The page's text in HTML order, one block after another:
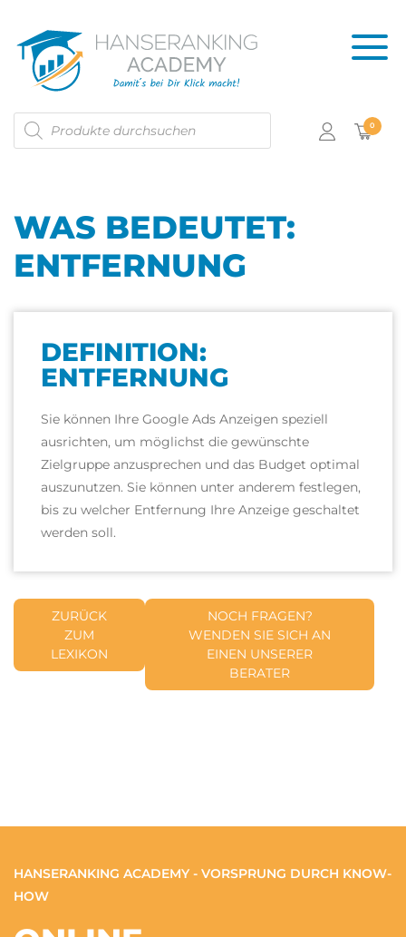
Products
search 0
WAS BEDEUTET:
ENTFERNUNG
DEFINITION:
ENTFERNUNG
Sie können Ihre Google Ads Anzeigen speziell
ausrichten, um möglichst die gewünschte
Zielgruppe anzusprechen und das Budget optimal
auszunutzen. Sie können unter anderem festlegen,
bis zu welcher Entfernung Ihre Anzeige geschaltet
werden soll.
ZURÜCK
ZUM
LEXIKON
NOCH FRAGEN?
WENDEN SIE SICH AN
EINEN UNSERER
BERATER
HANSERANKING ACADEMY - VORSPRUNG DURCH KNOW-
HOW